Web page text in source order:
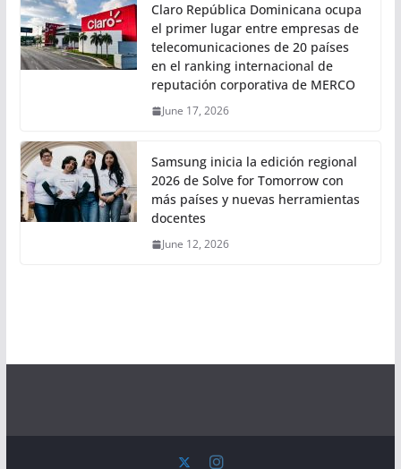
Claro República Dominicana ocupa
el primer lugar entre empresas de
telecomunicaciones de 20 países
en el ranking internacional de
reputación corporativa de MERCO
June 17, 2026
Samsung inicia la edición regional
2026 de Solve for Tomorrow con
más países y nuevas herramientas
docentes
June 12, 2026